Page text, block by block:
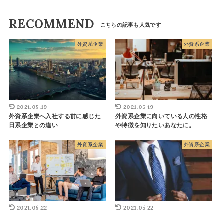
RECOMMEND
外資系企業
2021.05.19
外資系企業へ入社する前に感じた
日系企業との違い
外資系企業
2021.05.19
外資系企業に向いている人の性格
や特徴を知りたいあなたに。
外資系企業
2021.05.22
外資系企業
2021.05.22